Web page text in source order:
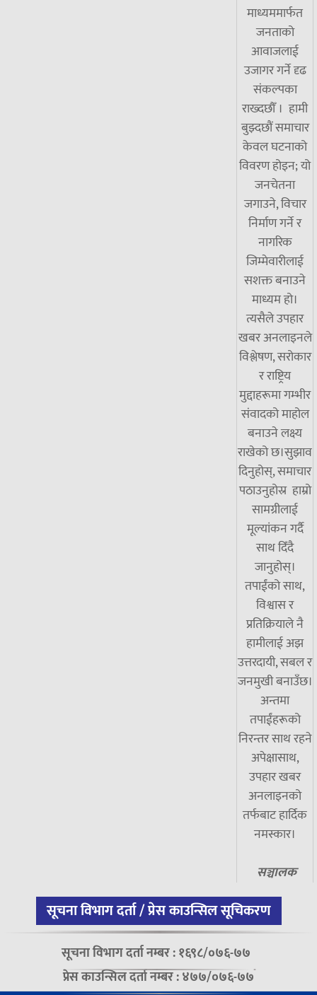
माध्यममार्फत
जनताको
आवाजलाई
उजागर गर्ने दृढ
संकल्पका
राख्दछौँ । हामी
बुझ्दछौं समाचार
केवल घटनाको
विवरण होइन; यो
जनचेतना
जगाउने, विचार
निर्माण गर्ने र
नागरिक
जिम्मेवारीलाई
सशक्त बनाउने
माध्यम हो।
त्यसैले उपहार
खबर अनलाइनले
विश्लेषण, सरोकार
र राष्ट्रिय
मुद्दाहरूमा गम्भीर
संवादको माहोल
बनाउने लक्ष्य
राखेको छ।सुझाव
दिनुहोस्, समाचार
पठाउनुहोस्र हाम्रो
सामग्रीलाई
मूल्यांकन गर्दै
साथ दिँदै
जानुहोस्।
तपाईंको साथ,
विश्वास र
प्रतिक्रियाले नै
हामीलाई अझ
उत्तरदायी, सबल र
जनमुखी बनाउँछ।
अन्तमा
तपाईंहरूको
निरन्तर साथ रहने
अपेक्षासाथ,
उपहार खबर
अनलाइनको
तर्फबाट हार्दिक
नमस्कार।
सञ्चालक
सूचना विभाग दर्ता / प्रेस काउन्सिल सूचिकरण
सूचना विभाग दर्ता नम्बर : १६९८/०७६-७७
प्रेस काउन्सिल दर्ता नम्बर : ४७७/०७६-७७